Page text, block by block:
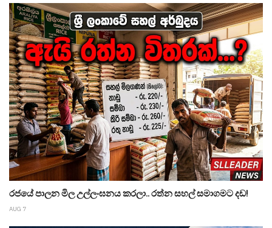
රජයේ පාලන මිල උල්ලංඝනය කරලා.. රත්න සහල් සමාගමට දඩ!
AUG 7